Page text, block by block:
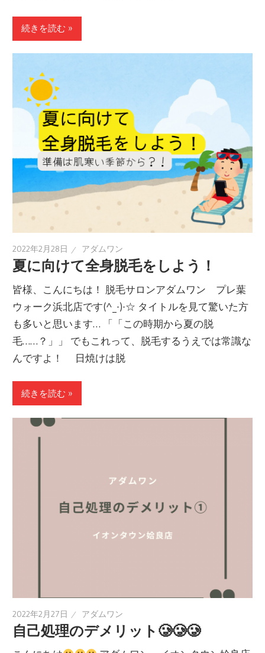
続きを読む »
2022年2月28日 アダムワン
夏に向けて全身脱毛をしよう！
皆様、こんにちは！ 脱毛サロンアダムワン プレ葉
ウォーク浜北店です(^_-)-☆ タイトルを見て驚いた方
も多いと思います… 「「この時期から夏の脱
毛……？」」 でもこれって、脱毛するうえでは常識な
んですよ！ 日焼けは脱
続きを読む »
2022年2月27日 アダムワン
自己処理のデメリット🥲🥲🥲